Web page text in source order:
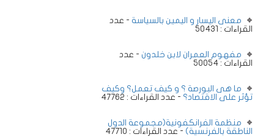
معنى اليسار و اليمين بالسياسة - عدد
القراءات : 50431
مفهوم العمران لابن خلدون - عدد
القراءات : 50054
ما هى البورصة ؟ و كيف تعمل؟ وكيف
تؤثر على الاقتصاد؟ - عدد القراءات : 47762
منظمة الفرانكفونية(مجموعة الدول
الناطقة بالفرنسية) - عدد القراءات : 47710